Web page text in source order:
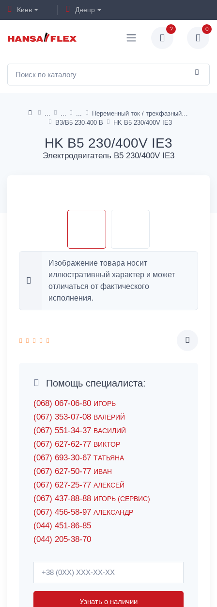
Киев Днепр
? 0
Переменный ток / трехфазный ток
B3/B5 230-400 В
HK B5 230/400V IE3
HK B5 230/400V IE3
Электродвигатель B5 230/400V IE3
Изображение товара носит
иллюстративный характер и может
отличаться от фактического
исполнения.
Помощь специалиста:
(068) 067-06-80 ИГОРЬ
(067) 353-07-08 ВАЛЕРИЙ
(067) 551-34-37 ВАСИЛИЙ
(067) 627-62-77 ВИКТОР
(067) 693-30-67 ТАТЬЯНА
(067) 627-50-77 ИВАН
(067) 627-25-77 АЛЕКСЕЙ
(067) 437-88-88 ИГОРЬ (СЕРВИС)
(067) 456-58-97 АЛЕКСАНДР
(044) 451-86-85
(044) 205-38-70
Узнать о наличии